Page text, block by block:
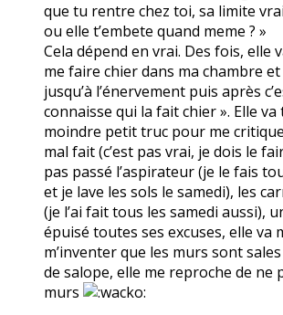
que tu rentre chez toi, sa limite
ou elle t’embete quand meme ? »
Cela dépend en vrai. Des fois, elle
me faire chier dans ma chambre
jusqu’à l’énervement puis après
connaisse qui la fait chier ». Elle
moindre petit truc pour me
mal fait (c’est pas vrai, je dois le
pas passé l’aspirateur (je le fais
et je lave les sols le samedi), les
(je l’ai fait tous les samedi aussi),
épuisé toutes ses excuses, elle va
m’inventer que les murs sont
de salope, elle me reproche de ne
murs